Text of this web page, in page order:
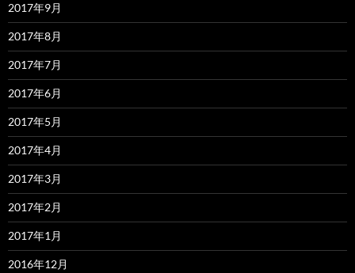
2017年9月
2017年8月
2017年7月
2017年6月
2017年5月
2017年4月
2017年3月
2017年2月
2017年1月
2016年12月